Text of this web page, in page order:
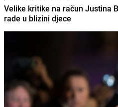
Velike kritike na račun Justina
rade u blizini djece